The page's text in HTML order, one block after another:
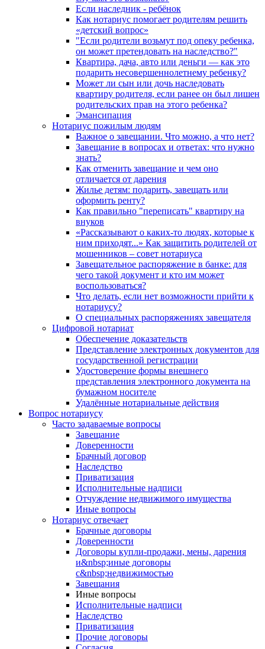
Если наследник - ребёнок
Как нотариус помогает родителям решить
«детский вопрос»
"Если родители возьмут под опеку ребенка,
он может претендовать на наследство?"
Квартира, дача, авто или деньги — как это
подарить несовершеннолетнему ребенку?
Может ли сын или дочь наследовать
квартиру родителя, если ранее он был лишен
родительских прав на этого ребенка?
Эмансипация
Нотариус пожилым людям
Важное о завещании. Что можно, а что нет?
Завещание в вопросах и ответах: что нужно
знать?
Как отменить завещание и чем оно
отличается от дарения
Жилье детям: подарить, завещать или
оформить ренту?
Как правильно "переписать" квартиру на
внуков
«Рассказывают о каких-то людях, которые к
ним приходят...» Как защитить родителей от
мошенников – совет нотариуса
Завещательное распоряжение в банке: для
чего такой документ и кто им может
воспользоваться?
Что делать, если нет возможности прийти к
нотариусу?
О специальных распоряжениях завещателя
Цифровой нотариат
Обеспечение доказательств
Представление электронных документов для
государственной регистрации
Удостоверение формы внешнего
представления электронного документа на
бумажном носителе
Удалённые нотариальные действия
Вопрос нотариусу
Часто задаваемые вопросы
Завещание
Доверенности
Брачный договор
Наследство
Приватизация
Исполнительные надписи
Отчуждение недвижимого имущества
Иные вопросы
Нотариус отвечает
Брачные договоры
Доверенности
Договоры купли-продажи, мены, дарения
и&nbsp;иные договоры
с&nbsp;недвижимостью
Завещания
Иные вопросы
Исполнительные надписи
Наследство
Приватизация
Прочие договоры